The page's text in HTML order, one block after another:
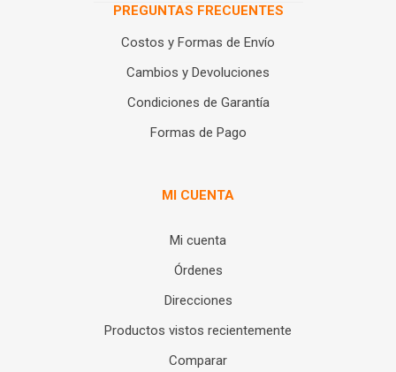
PREGUNTAS FRECUENTES
Costos y Formas de Envío
Cambios y Devoluciones
Condiciones de Garantía
Formas de Pago
MI CUENTA
Mi cuenta
Órdenes
Direcciones
Productos vistos recientemente
Comparar